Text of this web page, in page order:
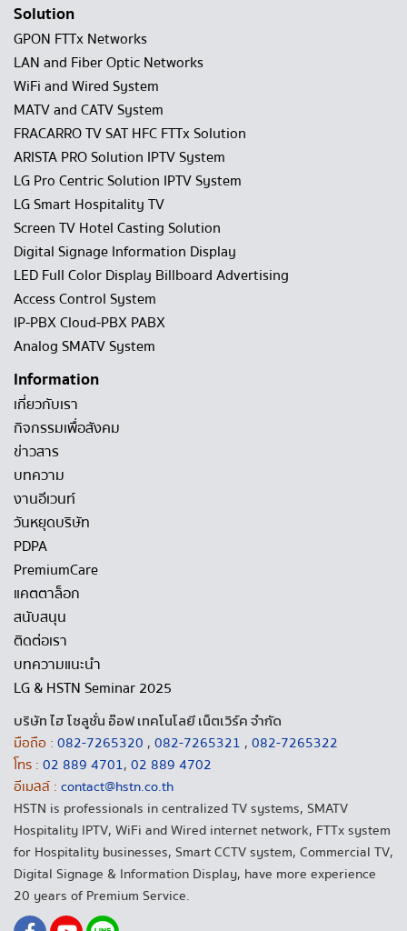
Solution
GPON FTTx Networks
LAN and Fiber Optic Networks
WiFi and Wired System
MATV and CATV System
FRACARRO TV SAT HFC FTTx Solution
ARISTA PRO Solution IPTV System
LG Pro Centric Solution IPTV System
LG Smart Hospitality TV
Screen TV Hotel Casting Solution
Digital Signage Information Display
LED Full Color Display Billboard Advertising
Access Control System
IP-PBX Cloud-PBX PABX
Analog SMATV System
Information
เกี่ยวกับเรา
กิจกรรมเพื่อสังคม
ข่าวสาร
บทความ
งานอีเวนท์
วันหยุดบริษัท
PDPA
PremiumCare
แคตตาล็อก
สนับสนุน
ติดต่อเรา
บทความแนะนำ
LG & HSTN Seminar 2025
บริษัท ไฮ โซลูชั่น อ๊อฟ เทคโนโลยี เน็ตเวิร์ค จำกัด
มือถือ : 082-7265320 , 082-7265321 , 082-7265322
โทร : 02 889 4701, 02 889 4702
อีเมลล์ : contact@hstn.co.th
HSTN is professionals in centralized TV systems, SMATV
Hospitality IPTV, WiFi and Wired internet network, FTTx system
for Hospitality businesses, Smart CCTV system, Commercial TV,
Digital Signage & Information Display, have more experience
20 years of Premium Service.